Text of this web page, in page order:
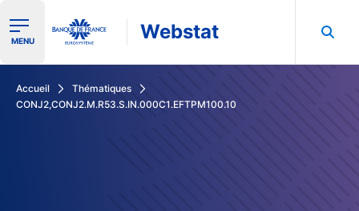
Ouvrir le menu de navigation
MENU Webstat
Accueil
Thématiques
CONJ2,CONJ2.M.R53.S.IN.000C1.EFTPM100.10